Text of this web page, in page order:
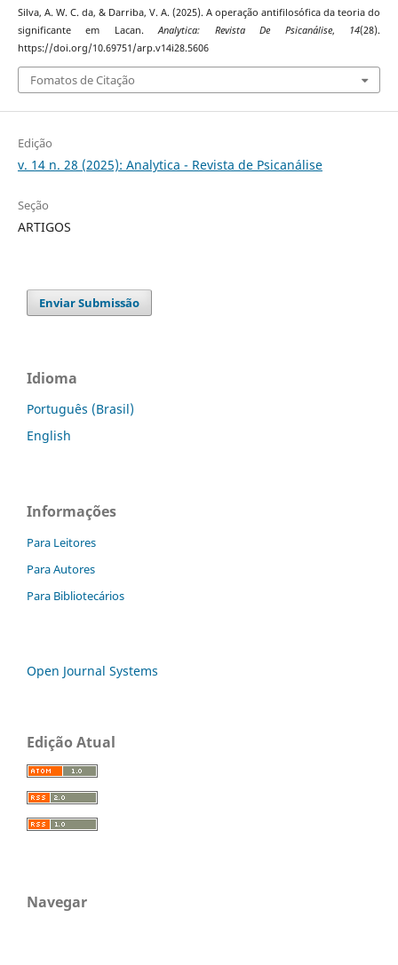
Silva, A. W. C. da, & Darriba, V. A. (2025). A operação antifilosófica da teoria do
significante em Lacan.Analytica: Revista De Psicanálise, 14(28).
https://doi.org/10.69751/arp.v14i28.5606
Fomatos de Citação
Edição
v. 14 n. 28 (2025): Analytica - Revista de Psicanálise
Seção
ARTIGOS
Enviar Submissão
Idioma
Português (Brasil)
English
Informações
Para Leitores
Para Autores
Para Bibliotecários
Open Journal Systems
Edição Atual
Navegar